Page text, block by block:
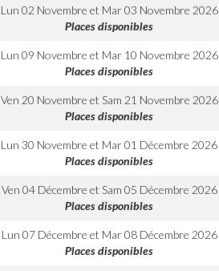
Lun 02 Novembre et Mar 03 Novembre 2026
Places disponibles
Lun 09 Novembre et Mar 10 Novembre 2026
Places disponibles
Ven 20 Novembre et Sam 21 Novembre 2026
Places disponibles
Lun 30 Novembre et Mar 01 Décembre 2026
Places disponibles
Ven 04 Décembre et Sam 05 Décembre 2026
Places disponibles
Lun 07 Décembre et Mar 08 Décembre 2026
Places disponibles